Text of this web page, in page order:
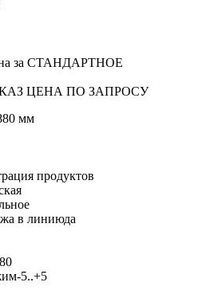
за СТАНДАРТНОЕ
ЦЕНА ПО ЗАПРОСУ
мм
продуктов
в линиюда
-5..+5